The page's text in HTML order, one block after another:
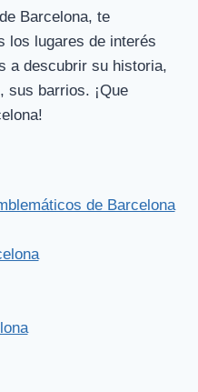
Barcelona, te
los lugares de interés
a descubrir su historia,
sus barrios. ¡Que
de Barcelona